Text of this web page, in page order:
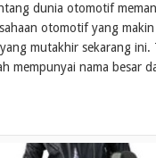
dunia otomotif
otomotif yang
mutakhir sekarang
mempunyai nama besar